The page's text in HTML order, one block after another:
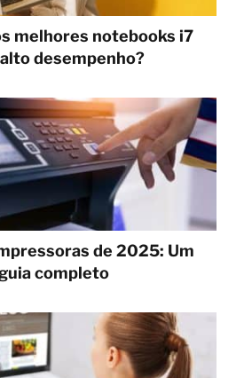
melhores notebooks i7
desempenho?
de 2025: Um
completo